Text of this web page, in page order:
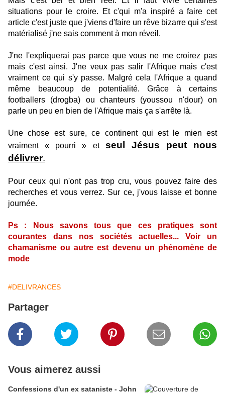
situations pour le croire. Et c'qui m'a inspiré a faire cet
article c'est juste que j'viens d'faire un rêve bizarre qui s'est
matérialisé j'ne sais comment à mon réveil.
J'ne l'expliquerai pas parce que vous ne me croirez pas
mais c'est ainsi. J'ne veux pas salir l'Afrique mais c'est
vraiment ce qui s'y passe. Malgré cela l'Afrique a quand
même beaucoup de potentialité. Grâce à certains
footballers (drogba) ou chanteurs (youssou n'dour) on
parle un peu en bien de l'Afrique mais ça s'arrête là.
Une chose est sure, ce continent qui est le mien est
vraiment « pourri » et
seul Jésus peut nous
délivrer.
Pour ceux qui n'ont pas trop cru, vous pouvez faire des
recherches et vous verrez. Sur ce, j'vous laisse et bonne
journée.
Ps : Nous savons tous que ces pratiques sont
courantes dans nos sociétés actuelles... Voir un
chamanisme ou autre est devenu un phénomène de
mode
#DELIVRANCES
Partager
Vous aimerez aussi
Confessions d'un ex sataniste - John